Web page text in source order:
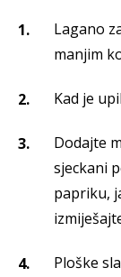
Lagano
manjim
Kad je
Dodajte
sjeckani
papriku,
Ploške